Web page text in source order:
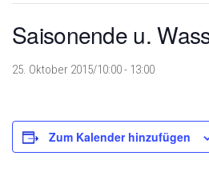
Saisonende u.
25. Oktober 2015/10:00- 13:00
Zum Kalender hinzufügen